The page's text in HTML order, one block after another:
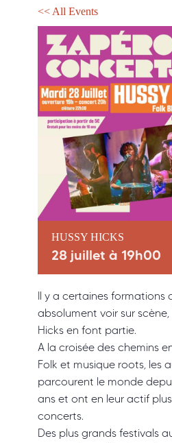
<< All Events
HUSSY HICKS
28 juillet à 19h00
Il y a certaines formations
absolument voir sur scène,
Hicks en font partie.
A la croisée des chemins
Folk et musique roots, les
parcourent le monde
ans et ont en leur actif
concerts.
Des plus grands festivals